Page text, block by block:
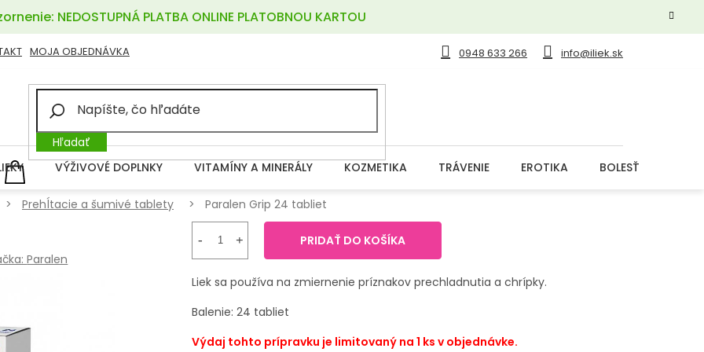
NEDOSTUPNÁ PLATBA ONLINE PLATOBNOU KARTOU
0948 633 266 info@iliek.sk
MOJA OBJEDNÁVKA
Hľadať
NÁKUPNÝ
KOŠÍK
VÝŽIVOVÉ DOPLNKY VITAMÍNY A MINERÁLY KOZMETIKA TRÁVENIE EROTIKA BOLESŤ
Prehĺtacie a šumivé tablety Paralen Grip 24 tabliet
Paralen
PRIDAŤ DO KOŠÍKA
Liek sa používa na zmiernenie príznakov prechladnutia a chrípky.
Balenie: 24 tabliet
Výdaj tohto prípravku je limitovaný na 1 ks v objednávke.